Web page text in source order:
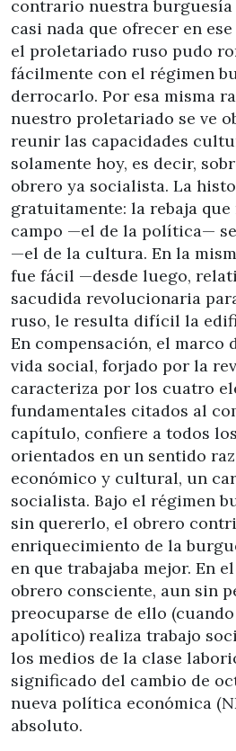
contrario nuestra
casi nada que ofrecer en
el proletariado ruso pudo
fácilmente con el régimen
derrocarlo. Por esa misma
nuestro proletariado se ve
reunir las capacidades
solamente hoy, es decir,
obrero ya socialista. La
gratuitamente: la rebaja
campo —el de la política—
—el de la cultura. En la
fue fácil —desde luego,
sacudida revolucionaria
ruso, le resulta difícil la
En compensación, el marco
vida social, forjado por la
caracteriza por los cuatro
fundamentales citados al
capítulo, confiere a todos
orientados en un sentido
económico y cultural, un
socialista. Bajo el régimen
sin quererlo, el obrero
enriquecimiento de la
en que trabajaba mejor. En
obrero consciente, aun sin
preocuparse de ello
apolítico) realiza trabajo
los medios de la clase
significado del cambio de
nueva política económica
absoluto.